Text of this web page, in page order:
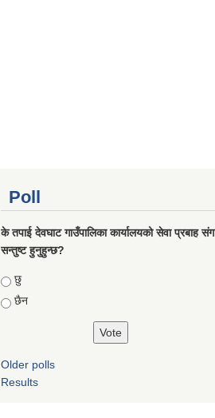
Poll
के तपाई देवघाट गाउँपालिका कार्यालयको सेवा प्रबाह संग
सन्तुष्ट हुनुहुन्छ?
Choices
छु
छैन
Older polls
Results